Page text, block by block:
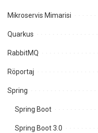
Mikroservis Mimarisi
Quarkus
RabbitMQ
Röportaj
Spring
Spring Boot
Spring Boot 3.0